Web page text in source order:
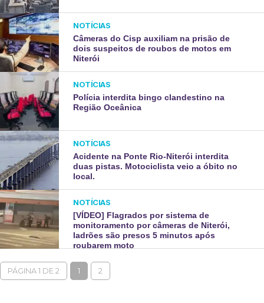
NOTÍCIAS
Câmeras do Cisp auxiliam na prisão de
dois suspeitos de roubos de motos em
Niterói
NOTÍCIAS
Polícia interdita bingo clandestino na
Região Oceânica
NOTÍCIAS
Acidente na Ponte Rio-Niterói interdita
duas pistas. Motociclista veio a óbito no
local.
NOTÍCIAS
[VÍDEO] Flagrados por sistema de
monitoramento por câmeras de Niterói,
ladrões são presos 5 minutos após
roubarem moto
PÁGINA 1 DE 2 1 2